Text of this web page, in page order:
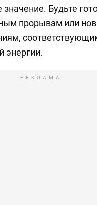
Будьте
прорывам или
энергии.
РЕКЛАМА